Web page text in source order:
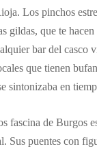
Los pinchos
gildas, que te
bar del casco
que tienen
sintonizaba en
fascina de Burgos
Sus puentes con